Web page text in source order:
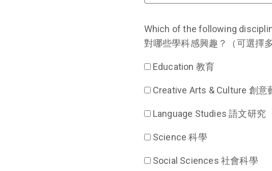
Which of the following
對哪些學科感興趣？（可選擇多
Education 教育
Creative Arts & Culture 創意
Language Studies 語文研究
Science 科學
Social Sciences 社會科學